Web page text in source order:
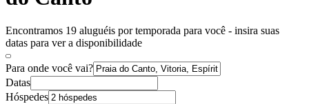
Encontramos 19 aluguéis por temporada para você - insira suas
datas para ver a disponibilidade
Para onde você vai?
Datas
Hóspedes